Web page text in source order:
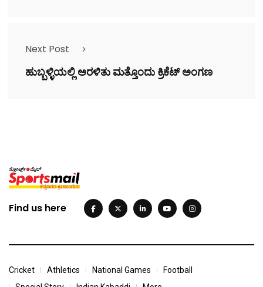
Next Post
ಹುಬ್ಬಳ್ಳಿಯಲ್ಲಿ ಅರಳಿತು ಮತ್ತೊಂದು ಕ್ರಿಕೆಟ್ ಅಂಗಣ
Find us here
Cricket Athletics National Games
Football